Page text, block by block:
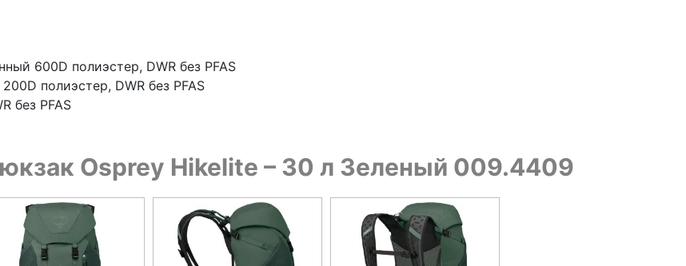
600D полиэстер, DWR без PFAS
полиэстер, DWR без PFAS
без PFAS
Osprey Hikelite – 30 л Зеленый 009.4409